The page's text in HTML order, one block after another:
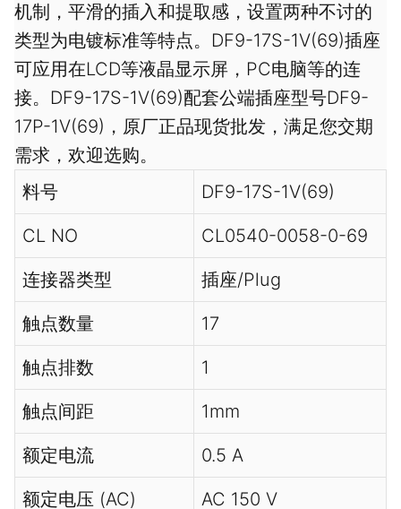
机制，平滑的插入和提取感，设置两种不讨的
类型为电镀标准等特点。DF9-17S-1V(69)插座
可应用在LCD等液晶显示屏，PC电脑等的连
接。DF9-17S-1V(69)配套公端插座型号DF9-
17P-1V(69)，原厂正品现货批发，满足您交期
需求，欢迎选购。
料号
DF9-17S-1V(69)
CL NO CL0540-0058-0-69
连接器类型 插座/Plug
触点数量 17
触点排数 1
触点间距 1mm
额定电流 0.5 A
额定电压 (AC) AC 150 V